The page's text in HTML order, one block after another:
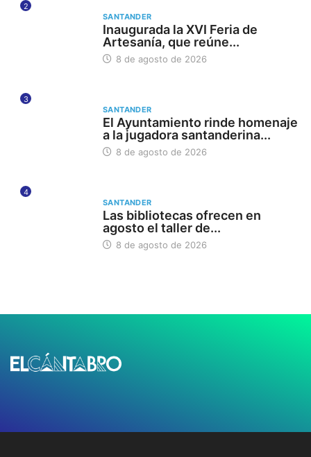
2
SANTANDER
Inaugurada la XVI Feria de
Artesanía, que reúne...
8 de agosto de 2026
3
SANTANDER
El Ayuntamiento rinde homenaje
a la jugadora santanderina...
8 de agosto de 2026
4
SANTANDER
Las bibliotecas ofrecen en
agosto el taller de...
8 de agosto de 2026